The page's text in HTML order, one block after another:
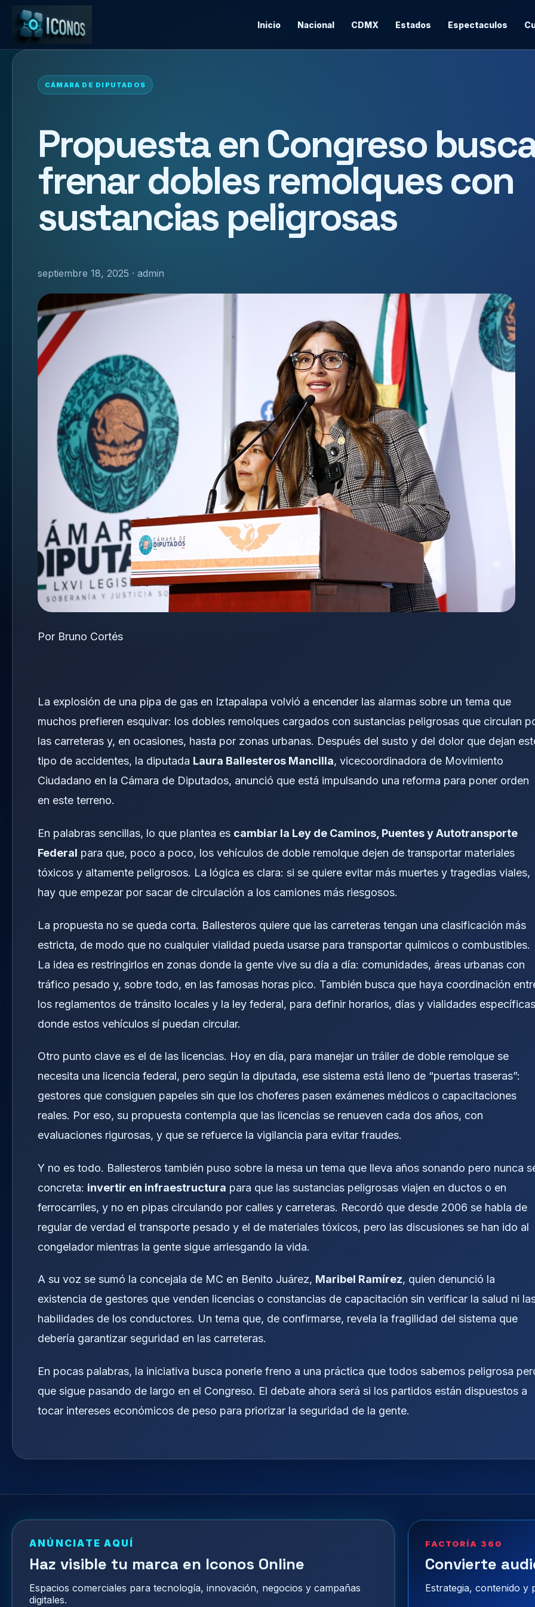
Inicio Nacional CDMX Estados Espectaculos
CÁMARA DE DIPUTADOS
Propuesta en Congreso
frenar dobles remolques con
sustancias peligrosas
septiembre 18, 2025 · admin
Por Bruno Cortés
La explosión de una pipa de gas en Iztapalapa volvió a encender las alarmas sobre un tema que
muchos prefieren esquivar: los dobles remolques cargados con sustancias peligrosas que circulan
las carreteras y, en ocasiones, hasta por zonas urbanas. Después del susto y del dolor que dejan
tipo de accidentes, la diputada Laura Ballesteros Mancilla, vicecoordinadora de Movimiento
Ciudadano en la Cámara de Diputados, anunció que está impulsando una reforma para poner orden
en este terreno.
En palabras sencillas, lo que plantea es cambiar la Ley de Caminos, Puentes y Autotransporte
Federal para que, poco a poco, los vehículos de doble remolque dejen de transportar materiales
tóxicos y altamente peligrosos. La lógica es clara: si se quiere evitar más muertes y tragedias viales,
hay que empezar por sacar de circulación a los camiones más riesgosos.
La propuesta no se queda corta. Ballesteros quiere que las carreteras tengan una clasificación más
estricta, de modo que no cualquier vialidad pueda usarse para transportar químicos o combustibles.
La idea es restringirlos en zonas donde la gente vive su día a día: comunidades, áreas urbanas con
tráfico pesado y, sobre todo, en las famosas horas pico. También busca que haya coordinación
los reglamentos de tránsito locales y la ley federal, para definir horarios, días y vialidades específicas
donde estos vehículos sí puedan circular.
Otro punto clave es el de las licencias. Hoy en día, para manejar un tráiler de doble remolque se
necesita una licencia federal, pero según la diputada, ese sistema está lleno de “puertas traseras”:
gestores que consiguen papeles sin que los choferes pasen exámenes médicos o capacitaciones
reales. Por eso, su propuesta contempla que las licencias se renueven cada dos años, con
evaluaciones rigurosas, y que se refuerce la vigilancia para evitar fraudes.
Y no es todo. Ballesteros también puso sobre la mesa un tema que lleva años sonando pero nunca
concreta: invertir en infraestructura para que las sustancias peligrosas viajen en ductos o en
ferrocarriles, y no en pipas circulando por calles y carreteras. Recordó que desde 2006 se habla de
regular de verdad el transporte pesado y el de materiales tóxicos, pero las discusiones se han ido al
congelador mientras la gente sigue arriesgando la vida.
A su voz se sumó la concejala de MC en Benito Juárez, Maribel Ramírez, quien denunció la
existencia de gestores que venden licencias o constancias de capacitación sin verificar la salud ni
habilidades de los conductores. Un tema que, de confirmarse, revela la fragilidad del sistema que
debería garantizar seguridad en las carreteras.
En pocas palabras, la iniciativa busca ponerle freno a una práctica que todos sabemos peligrosa
que sigue pasando de largo en el Congreso. El debate ahora será si los partidos están dispuestos a
tocar intereses económicos de peso para priorizar la seguridad de la gente.
ANÚNCIATE AQUÍ
Haz visible tu marca en Iconos Online
Espacios comerciales para tecnología, innovación, negocios y campañas
digitales.
FACTORÍA 360
Convierte
Estrategia, contenido y